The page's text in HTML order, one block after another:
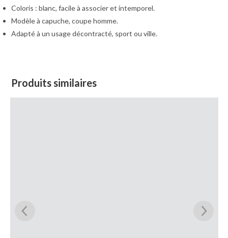
Coloris : blanc, facile à associer et intemporel.
Modèle à capuche, coupe homme.
Adapté à un usage décontracté, sport ou ville.
Produits similaires